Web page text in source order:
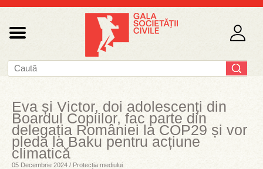
Eva și Victor, doi adolescenți din
Boardul Copiilor, fac parte din
delegația României la COP29 și vor
pleda la Baku pentru acțiune
climatică
05 Decembrie 2024 / Protecția mediului